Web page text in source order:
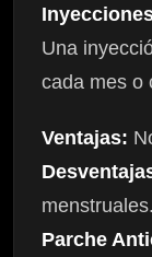
Una
cada mes o
Ventajas:
menstruales.
Parche